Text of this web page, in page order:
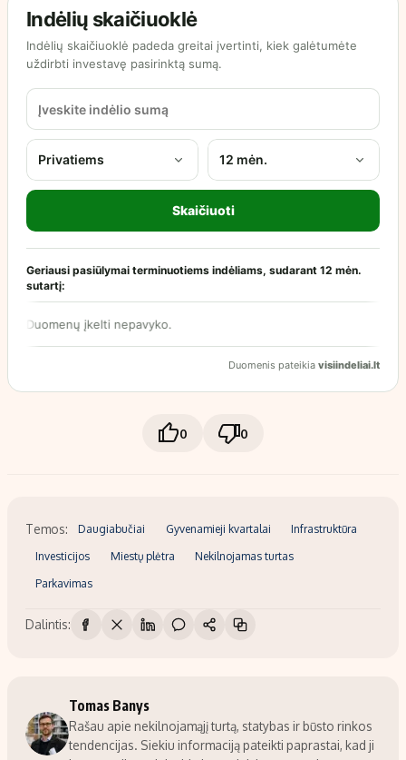
0 0
Temos: Daugiabučiai Gyvenamieji kvartalai Infrastruktūra
Investicijos Miestų plėtra Nekilnojamas turtas
Parkavimas
Dalintis:
Tomas Banys
Rašau apie nekilnojamąjį turtą, statybas ir būsto rinkos
tendencijas. Siekiu informaciją pateikti paprastai, kad ji